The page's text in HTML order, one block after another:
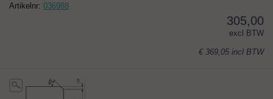
Artikelnr: 036988
305,00
excl BTW
€ 369,05 incl BTW